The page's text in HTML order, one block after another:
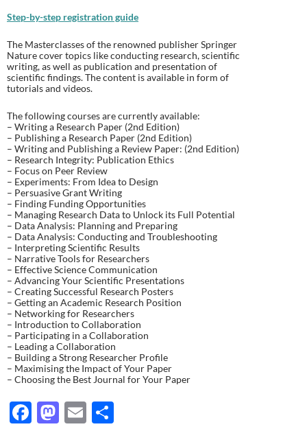
Step-by-step registration guide
The Masterclasses of the renowned publisher Springer
Nature cover topics like conducting research, scientific
writing, as well as publication and presentation of
scientific findings. The content is available in form of
tutorials and videos.
The following courses are currently available:
– Writing a Research Paper (2nd Edition)
– Publishing a Research Paper (2nd Edition)
– Writing and Publishing a Review Paper: (2nd Edition)
– Research Integrity: Publication Ethics
– Focus on Peer Review
– Experiments: From Idea to Design
– Persuasive Grant Writing
– Finding Funding Opportunities
– Managing Research Data to Unlock its Full Potential
– Data Analysis: Planning and Preparing
– Data Analysis: Conducting and Troubleshooting
– Interpreting Scientific Results
– Narrative Tools for Researchers
– Effective Science Communication
– Advancing Your Scientific Presentations
– Creating Successful Research Posters
– Getting an Academic Research Position
– Networking for Researchers
– Introduction to Collaboration
– Participating in a Collaboration
– Leading a Collaboration
– Building a Strong Researcher Profile
– Maximising the Impact of Your Paper
– Choosing the Best Journal for Your Paper
F
M E